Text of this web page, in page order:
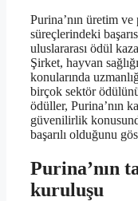
Purina’nın üretim ve
süreçlerindeki
uluslararası ödül
Şirket, hayvan
konularında
birçok sektör
ödüller, Purina’nın
güvenilirlik
başarılı olduğunu
Purina’nın
kuruluşu